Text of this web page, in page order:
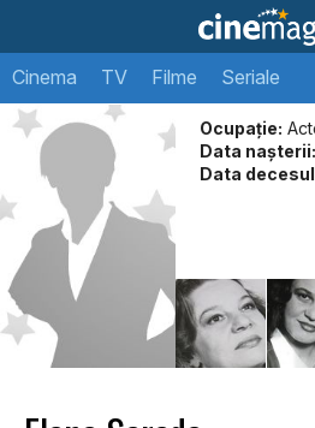
Cinema TV Filme Seriale
Ocupație:
Data naşterii:
Data